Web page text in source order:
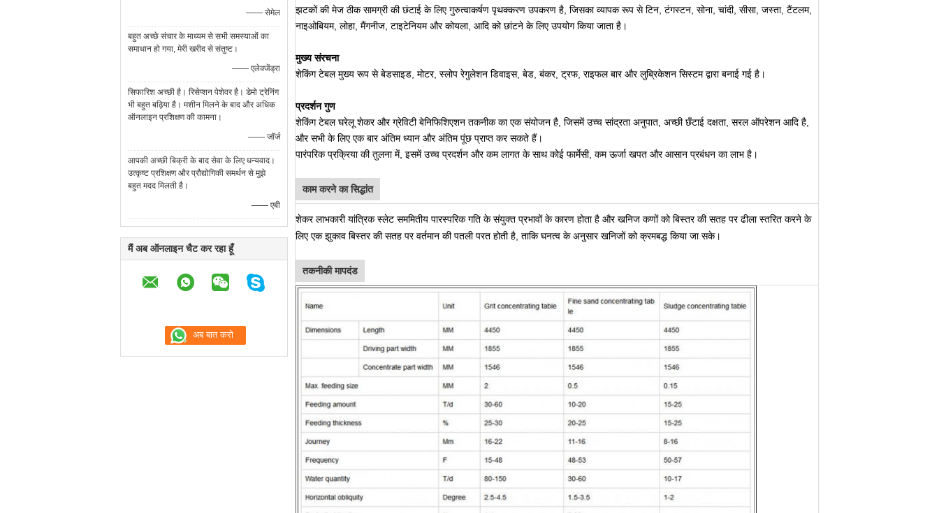
—— सेमेल
बहुत अच्छे संचार के माध्यम से सभी समस्याओं का
समाधान हो गया, मेरी खरीद से संतुष्ट।
—— एलेक्जेंड्रा
सिफारिश अच्छी है। रिसेप्शन पेशेवर है। डेमो ट्रेनिंग
भी बहुत बढ़िया है। मशीन मिलने के बाद और अधिक
ऑनलाइन प्रशिक्षण की कामना।
—— जॉर्ज
आपकी अच्छी बिक्री के बाद सेवा के लिए धन्यवाद।
उत्कृष्ट प्रशिक्षण और प्रौद्योगिकी समर्थन से मुझे
बहुत मदद मिलती है।
—— एबी
मैं अब ऑनलाइन चैट कर रहा हूँ
झटकों की मेज ठीक सामग्री की छंटाई के लिए गुरुत्वाकर्षण पृथक्करण उपकरण है, जिसका व्यापक रूप से टिन, टंगस्टन, सोना, चांदी, सीसा, जस्ता, टैंटलम,
नाइओबियम, लोहा, मैंगनीज, टाइटेनियम और कोयला, आदि को छांटने के लिए उपयोग किया जाता है।
मुख्य संरचना
शेकिंग टेबल मुख्य रूप से बेडसाइड, मोटर, स्लोप रेगुलेशन डिवाइस, बेड, बंकर, ट्रफ, राइफल बार और लुब्रिकेशन सिस्टम द्वारा बनाई गई है।
प्रदर्शन गुण
शेकिंग टेबल घरेलू शेकर और ग्रेविटी बेनिफिशिएशन तकनीक का एक संयोजन है, जिसमें उच्च सांद्रता अनुपात, अच्छी छँटाई दक्षता, सरल ऑपरेशन आदि है,
और सभी के लिए एक बार अंतिम ध्यान और अंतिम पूंछ प्राप्त कर सकते हैं।
पारंपरिक प्रक्रिया की तुलना में, इसमें उच्च प्रदर्शन और कम लागत के साथ कोई फार्मेसी, कम ऊर्जा खपत और आसान प्रबंधन का लाभ है।
काम करने का सिद्धांत
शेकर लाभकारी यांत्रिक स्लेट सममितीय पारस्परिक गति के संयुक्त प्रभावों के कारण होता है और खनिज कणों को बिस्तर की सतह पर ढीला स्तरित करने के
लिए एक झुकाव बिस्तर की सतह पर वर्तमान की पतली परत होती है, ताकि घनत्व के अनुसार खनिजों को क्रमबद्ध किया जा सके।
तकनीकी मापदंड